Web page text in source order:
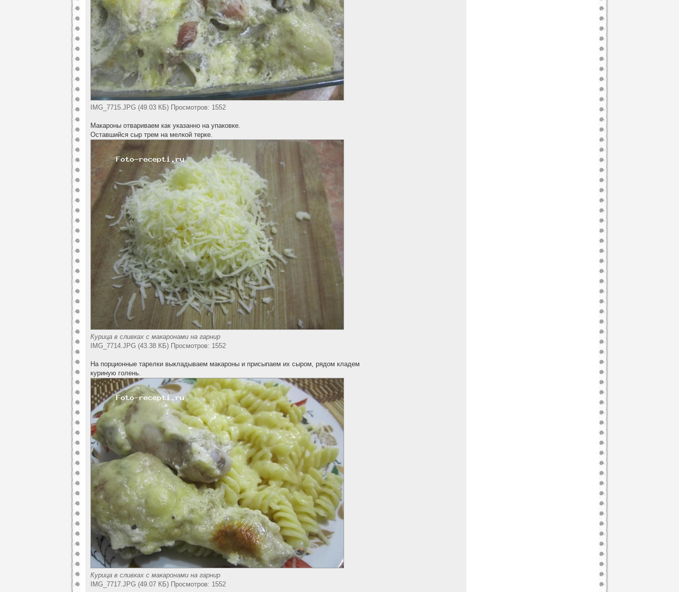
IMG_7715.JPG (49.03 КБ) Просмотров: 1552
Макароны отвариваем как указанно на упаковке.
Оставшийся сыр трем на мелкой терке.
Курица в сливках с макаронами на гарнир
IMG_7714.JPG (43.38 КБ) Просмотров: 1552
На порционные тарелки выкладываем макароны и присыпаем их сыром, рядом кладем
куриную голень.
Курица в сливках с макаронами на гарнир
IMG_7717.JPG (49.07 КБ) Просмотров: 1552